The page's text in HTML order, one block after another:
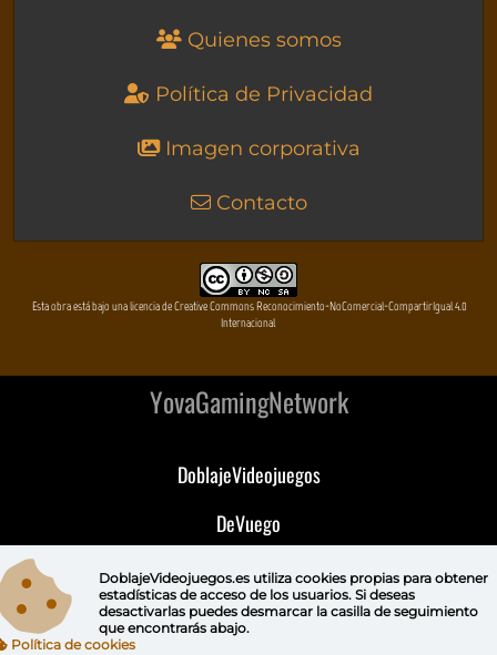
Quienes somos
Política de Privacidad
Imagen corporativa
Contacto
Esta obra está bajo una licencia de Creative Commons Reconocimiento-NoComercial-CompartirIgual 4.0
Internacional
YovaGamingNetwork
DoblajeVideojuegos
DeVuego
DeVuego GAL
DeVuego LATAM
DoblajeVideojuegos.es utiliza cookies propiaspara obtener
estadísticas de acceso de los usuarios. Si deseas
desactivarlas puedes desmarcar la casilla de seguimiento
que encontrarás abajo.
Política de cookies